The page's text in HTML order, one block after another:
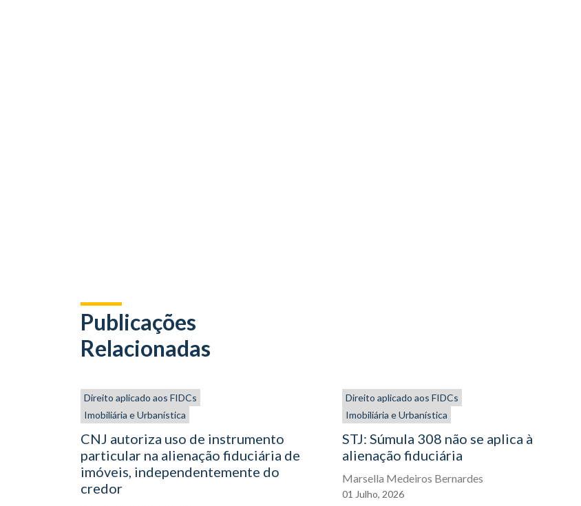
Publicações
Relacionadas
Direito aplicado aos FIDCs
Imobiliária e Urbanística
CNJ autoriza uso de instrumento
particular na alienação fiduciária de
imóveis, independentemente do
credor
Direito aplicado aos FIDCs
Imobiliária e Urbanística
STJ: Súmula 308 não se aplica à
alienação fiduciária
Marsella Medeiros Bernardes
01 Julho, 2026